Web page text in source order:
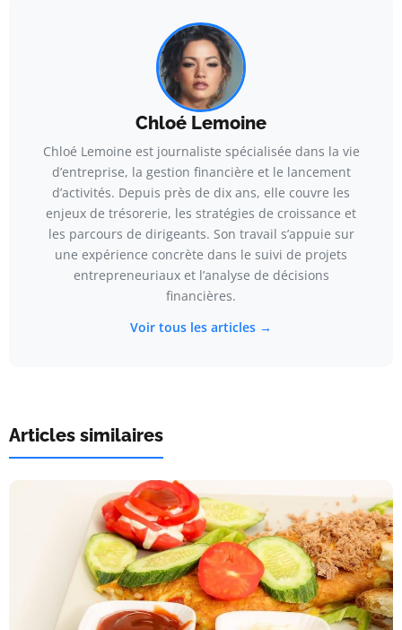
Chloé Lemoine
Chloé Lemoine est journaliste spécialisée dans la vie
d’entreprise, la gestion financière et le lancement
d’activités. Depuis près de dix ans, elle couvre les
enjeux de trésorerie, les stratégies de croissance et
les parcours de dirigeants. Son travail s’appuie sur
une expérience concrète dans le suivi de projets
entrepreneuriaux et l’analyse de décisions
financières.
Voir tous les articles →
Articles similaires